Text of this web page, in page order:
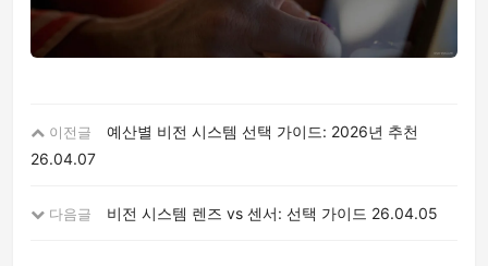
이전글
예산별 비전 시스템 선택 가이드: 2026년 추천
26.04.07
다음글 비전 시스템 렌즈 vs 센서: 선택 가이드 26.04.05